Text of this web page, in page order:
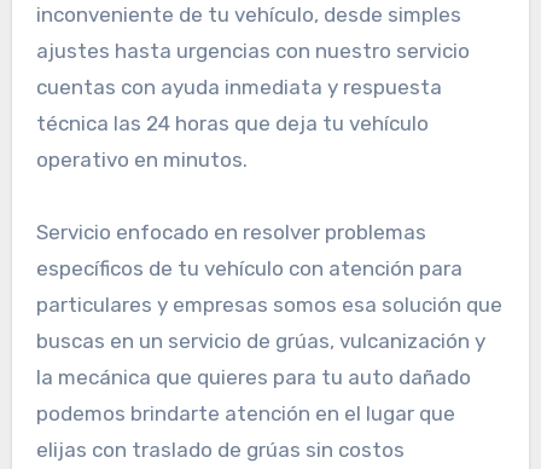
inconveniente de tu vehículo, desde simples
ajustes hasta urgencias con nuestro servicio
cuentas con ayuda inmediata y respuesta
técnica las 24 horas que deja tu vehículo
operativo en minutos.
Servicio enfocado en resolver problemas
específicos de tu vehículo con atención para
particulares y empresas somos esa solución que
buscas en un servicio de grúas, vulcanización y
la mecánica que quieres para tu auto dañado
podemos brindarte atención en el lugar que
elijas con traslado de grúas sin costos